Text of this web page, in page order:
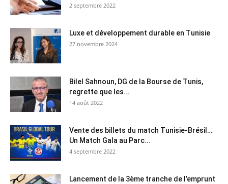
2 septembre 2022
Luxe et développement durable en Tunisie
27 novembre 2024
Bilel Sahnoun, DG de la Bourse de Tunis,
regrette que les...
14 août 2022
Vente des billets du match Tunisie-Brésil…
Un Match Gala au Parc...
4 septembre 2022
Lancement de la 3ème tranche de l’emprunt